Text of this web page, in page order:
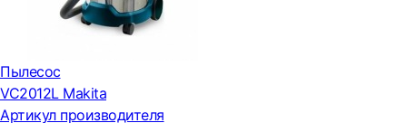
Пылесос
VC2012L Makita
Артикул производителя